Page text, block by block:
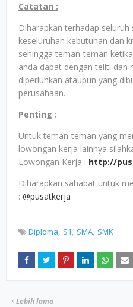
Catatan :
Diharapkan terhadap
keseluruhan kebutuhan dan
sehingga teman-teman
anda dapat dengan teliti dan
diperluhkan ataupun yang
perusahaan.
Penting :
Untuk teman-teman yang
lowongan kerja lainnya
Lowongan Kerja : http://
Diharapkan sahabat untuk
: @pusatkerja
Diploma S1 SMA SMK
Lebih lama